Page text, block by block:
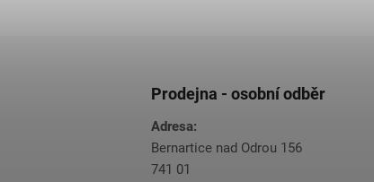
Prodejna - osobní odběr
Adresa:
Bernartice nad Odrou 156
741 01